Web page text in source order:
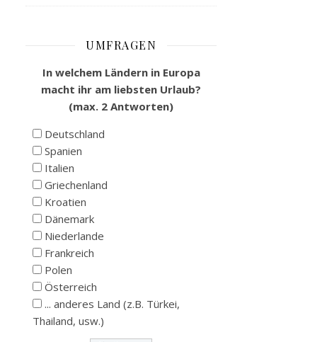
UMFRAGEN
In welchem Ländern in Europa
macht ihr am liebsten Urlaub?
(max. 2 Antworten)
Deutschland
Spanien
Italien
Griechenland
Kroatien
Dänemark
Niederlande
Frankreich
Polen
Österreich
... anderes Land (z.B. Türkei,
Thailand, usw.)